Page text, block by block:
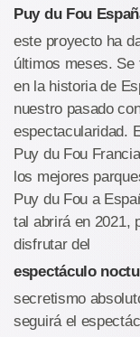
Puy du Fou
este proyecto ha
últimos meses. Se
en la historia de
nuestro pasado
espectacularidad.
Puy du Fou
los mejores
Puy du Fou a
tal abrirá en 2021,
disfrutar del
espectáculo
secretismo
seguirá el